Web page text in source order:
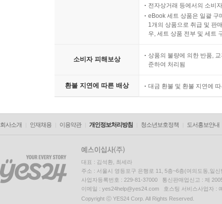
전자상거래 등에서의 소비
eBook 세트 상품은 일괄 구
1개의 상품으로 취급 및 판
우, 세트 상품 전부 및 세트
소비자 피해보상
상품의 불량에 의한 반품,
준하여 처리됨
환불 지연에 따른 배상 대금 환불 및 환불 지연에
회사소개 인재채용 이용약관 개인정보처리방침 청소년보호정책 도서홍보안내
대표 : 김석환, 최세라
주소 : 서울시 영등포구 은행로 11, 5층~6층(여의도동,일신
사업자등록번호 : 229-81-37000 통신판매업신고 : 제
이메일 : yes24help@yes24.com 호스팅 서비스사업자 :
Copyright ⓒ YES24 Corp. All Rights Reserved.